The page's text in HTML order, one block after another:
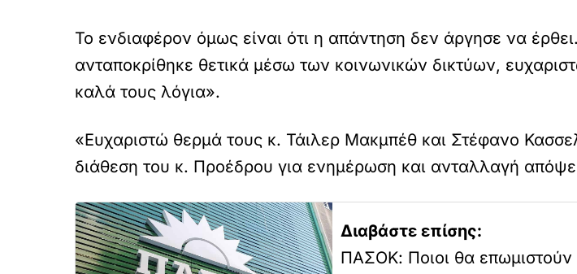
Το ενδιαφέρον όμως είναι ότι η απάντηση δεν άργησε να
ανταποκρίθηκε θετικά μέσω των κοινωνικών δικτύων,
καλά τους λόγια».
«Ευχαριστώ θερμά τους κ. Τάιλερ Μακμπέθ και Στέφανο
διάθεση του κ. Προέδρου για ενημέρωση και ανταλλαγή
Διαβάστε επίσης:
ΠΑΣΟΚ: Ποιοι θα